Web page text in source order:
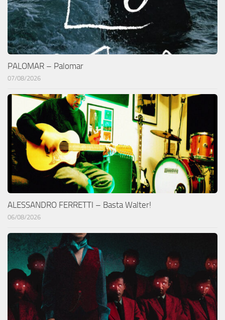
PALOMAR – Palomar
07/08/2026
ALESSANDRO FERRETTI – Basta Walter!
06/08/2026